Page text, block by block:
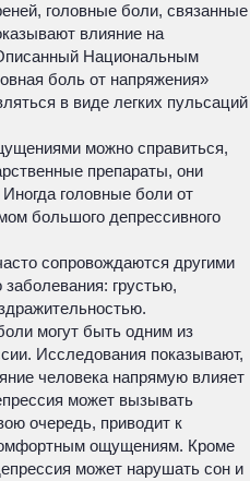
головные боли, связанные
влияние на
Национальным
боль от напряжения»
в виде легких пульсаций
можно справиться,
препараты, они
головные боли от
большого депрессивного
сопровождаются другими
заболевания: грустью,
могут быть одним из
Исследования показывают,
человека напрямую влияет
может вызывать
очередь, приводит к
ощущениям. Кроме
может нарушать сон и